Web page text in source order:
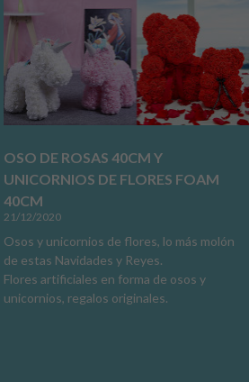
OSO DE ROSAS 40CM Y
UNICORNIOS DE FLORES FOAM
40CM
21/12/2020
Osos y unicornios de flores, lo más molón
de estas Navidades y Reyes.
Flores artificiales en forma de osos y
unicornios, regalos originales.